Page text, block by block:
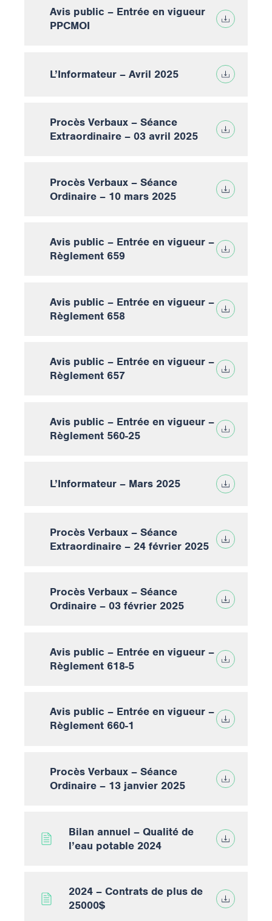
Avis public – Entrée en vigueur
PPCMOI
L’Informateur – Avril 2025
Procès Verbaux – Séance
Extraordinaire – 03 avril 2025
Procès Verbaux – Séance
Ordinaire – 10 mars 2025
Avis public – Entrée en vigueur –
Règlement 659
Avis public – Entrée en vigueur –
Règlement 658
Avis public – Entrée en vigueur –
Règlement 657
Avis public – Entrée en vigueur –
Règlement 560-25
L’Informateur – Mars 2025
Procès Verbaux – Séance
Extraordinaire – 24 février 2025
Procès Verbaux – Séance
Ordinaire – 03 février 2025
Avis public – Entrée en vigueur –
Règlement 618-5
Avis public – Entrée en vigueur –
Règlement 660-1
Procès Verbaux – Séance
Ordinaire – 13 janvier 2025
Bilan annuel – Qualité de
l’eau potable 2024
2024 – Contrats de plus de
25000$